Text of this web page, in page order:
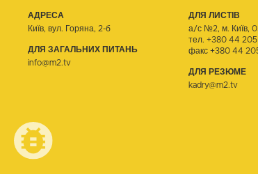
АДРЕСА
Київ, вул. Горяна, 2-б
ДЛЯ ЗАГАЛЬНИХ ПИТАНЬ
info@m2.tv
ДЛЯ ЛИСТІВ
а/с №2, м. Київ,
тел. +380 44
факс +380 44
ДЛЯ РЕЗЮМЕ
kadry@m2.tv